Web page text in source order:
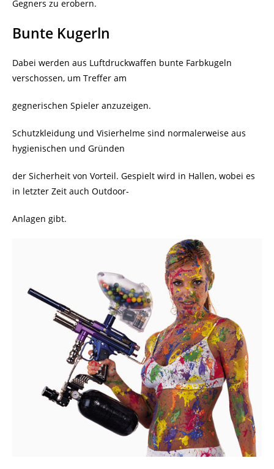
Gegners zu erobern.
Bunte Kugerln
Dabei werden aus Luftdruckwaffen bunte Farbkugeln
verschossen, um Treffer am
gegnerischen Spieler anzuzeigen.
Schutzkleidung und Visierhelme sind normalerweise aus
hygienischen und Gründen
der Sicherheit von Vorteil. Gespielt wird in Hallen, wobei es
in letzter Zeit auch Outdoor-
Anlagen gibt.